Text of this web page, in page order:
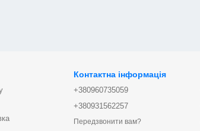
Контактна інформація
+380960735059
+380931562257
Передзвонити вам?